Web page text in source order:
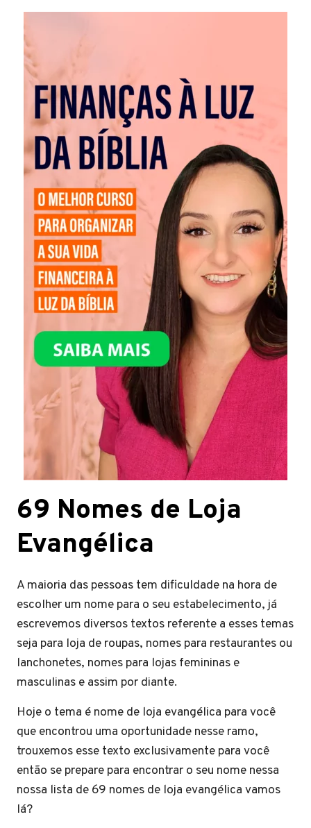
69 Nomes de Loja
Evangélica
A maioria das pessoas tem dificuldade na hora de
escolher um nome para o seu estabelecimento, já
escrevemos diversos textos referente a esses temas
seja para loja de roupas, nomes para restaurantes ou
lanchonetes, nomes para lojas femininas e
masculinas e assim por diante.
Hoje o tema é nome de loja evangélica para você
que encontrou uma oportunidade nesse ramo,
trouxemos esse texto exclusivamente para você
então se prepare para encontrar o seu nome nessa
nossa lista de 69 nomes de loja evangélica vamos
lá?